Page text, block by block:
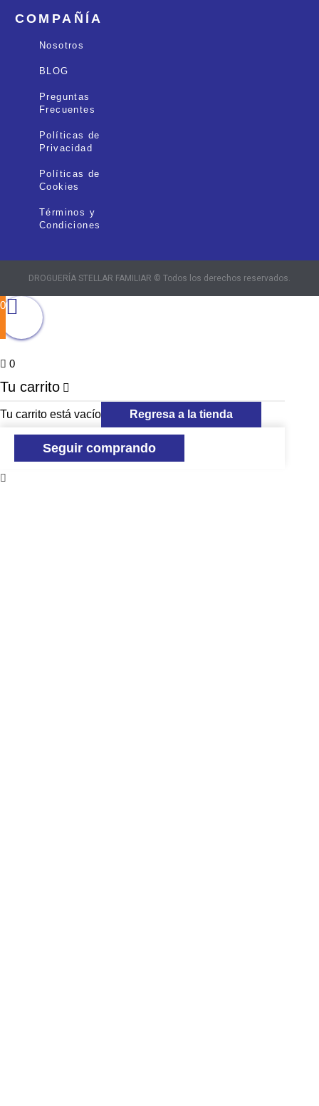
COMPAÑÍA
Nosotros
BLOG
Preguntas
Frecuentes
Políticas de
Privacidad
Políticas de
Cookies
Términos y
Condiciones
DROGUERÍA STELLAR FAMILIAR © Todos los derechos reservados.
0
0
Tu carrito
Tu carrito está vacío Regresa a la tienda
Seguir comprando